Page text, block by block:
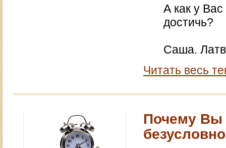
А как у
достичь?
Саша.
Читать весь
Почему Вы